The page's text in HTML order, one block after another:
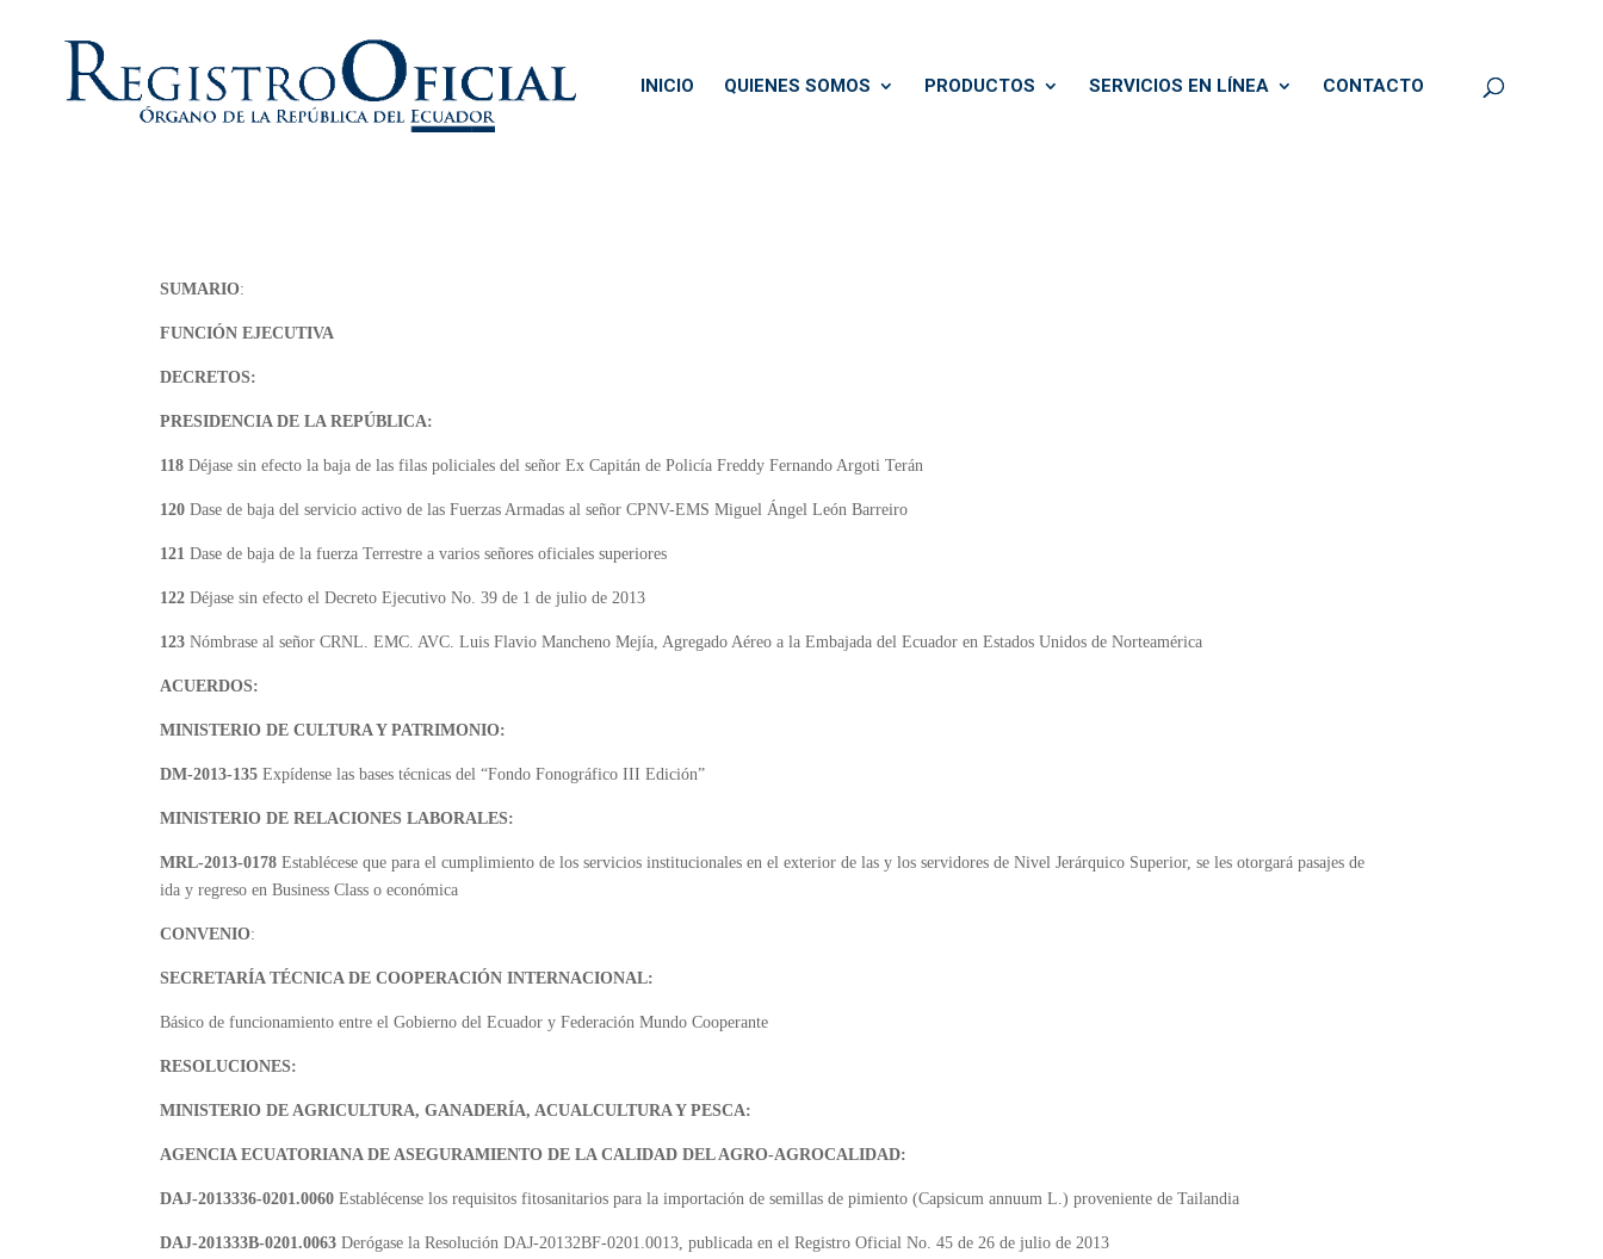
INICIO QUIENES SOMOS PRODUCTOS SERVICIOS EN LÍNEA CONTACTO
SUMARIO:
FUNCIÓN EJECUTIVA
DECRETOS:
PRESIDENCIA DE LA REPÚBLICA:
118 Déjase sin efecto la baja de las filas policiales del señor Ex Capitán de Policía Freddy Fernando Argoti Terán
120 Dase de baja del servicio activo de las Fuerzas Armadas al señor CPNV-EMS Miguel Ángel León Barreiro
121Dase de baja de la fuerza Terrestre a varios señores oficiales superiores
122Déjase sin efecto el Decreto Ejecutivo No. 39 de 1 de julio de 2013
123Nómbrase al señor CRNL. EMC. AVC. Luis Flavio Mancheno Mejía, Agregado Aéreo a la Embajada del Ecuador en Estados Unidos de Norteamérica
ACUERDOS:
MINISTERIO DE CULTURA Y PATRIMONIO:
DM-2013-135 Expídense las bases técnicas del “Fondo Fonográfico III Edición”
MINISTERIO DE RELACIONES LABORALES:
MRL-2013-0178 Establécese que para el cumplimiento de los servicios institucionales en el exterior de las y los servidores de Nivel Jerárquico Superior, se les otorgará pasajes de
ida y regreso en Business Class o económica
CONVENIO:
SECRETARÍA TÉCNICA DE COOPERACIÓN INTERNACIONAL:
Básico de funcionamiento entre el Gobierno del Ecuador y Federación Mundo Cooperante
RESOLUCIONES:
MINISTERIO DE AGRICULTURA, GANADERÍA, ACUALCULTURA Y PESCA:
AGENCIA ECUATORIANA DE ASEGURAMIENTO DE LA CALIDAD DEL AGRO-AGROCALIDAD:
DAJ-2013336-0201.0060Establécense los requisitos fitosanitarios para la importación de semillas de pimiento (Capsicum annuum L.) proveniente de Tailandia
DAJ-201333B-0201.0063Derógase la Resolución DAJ-20132BF-0201.0013, publicada en el Registro Oficial No. 45 de 26 de julio de 2013